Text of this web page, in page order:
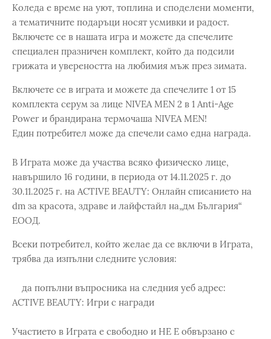
Коледа е време на уют, топлина и споделени моменти,
а тематичните подаръци носят усмивки и радост.
Включете се в нашата игра и можете да спечелите
специален празничен комплект, който да подсили
грижата и увереността на любимия мъж през зимата.
Включете се в играта и можете да спечелите 1 от 15
комплекта серум за лице NIVEA MEN 2 в 1 Anti-Age
Power и брандирана термочаша NIVEA MEN!
Един потребител може да спечели само една награда.
В Играта може да участва всяко физическо лице,
навършило 16 години, в периода от 14.11.2025 г. до
30.11.2025 г. на ACTIVE BEAUTY: Онлайн списанието на
dm за красота, здраве и лайфстайл на„дм България“
ЕООД.
Всеки потребител, който желае да се включи в Играта,
трябва да изпълни следните условия:
да попълни въпросника на следния уеб адрес:
ACTIVE BEAUTY: Игри с награди
Участието в Играта е свободно и НЕ Е обвързано с